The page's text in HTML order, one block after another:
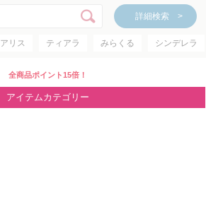
詳細検索 >
アリス ティアラ みらくる シンデレラ
全商品ポイント15倍！
アイテムカテゴリー
詳細検索 >
アイテムカテゴリー
ディズニープリンセス
ディズニキャラクター